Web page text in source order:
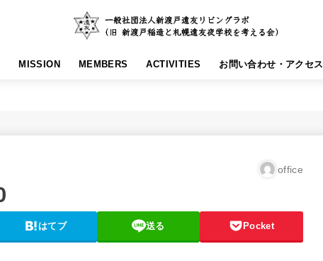
MISSION MEMBERS ACTIVITIES お問い合わせ・アクセス
office
はてブ 送る Pocket